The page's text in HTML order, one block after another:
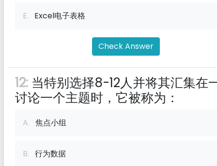
E. Excel电子表格
Check Answer
12: 当特别选择8-12人并将其汇集在
讨论一个主题时，它被称为：
A. 焦点小组
B. 行为数据